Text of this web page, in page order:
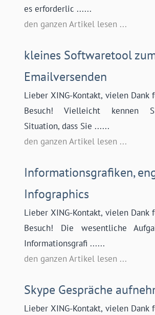
es erforderlic ......
den ganzen Artikel lesen ...
kleines Softwaretool
Emailversenden
Lieber XING-Kontakt, vielen Dank
Besuch! Vielleicht kennen
Situation, dass Sie ......
den ganzen Artikel lesen ...
Informationsgrafiken,
Infographics
Lieber XING-Kontakt, vielen Dank
Besuch! Die wesentliche
Informationsgrafi ......
den ganzen Artikel lesen ...
Skype Gespräche
Lieber XING-Kontakt, vielen Dank